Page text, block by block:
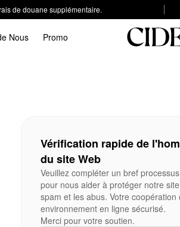
de douane supplémentaire.
Nous Promo
Vérification rapide de
du site Web
Veuillez compléter un bref
pour nous aider à protéger notre
spam et les abus. Votre coopération
environnement en ligne sécurisé.
Merci pour votre soutien.